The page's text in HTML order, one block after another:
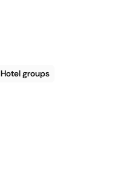
Hotel groups